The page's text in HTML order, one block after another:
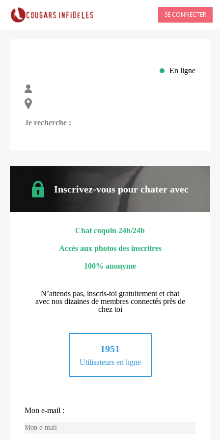
SE CONNECTER
En ligne
Je recherche :
Inscrivez-vous pour chater avec
Chat coquin 24h/24h
Accès aux photos des inscritres
100% anonyme
N’attends pas, inscris-toi gratuitement et chat
avec nos dizaines de membres connectés près de
chez toi
1951
Utilisateurs en ligne
Mon e-mail :